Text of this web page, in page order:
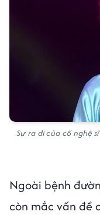
Sự ra đi của cố nghệ
Ngoài bệnh
còn mắc vấn đề